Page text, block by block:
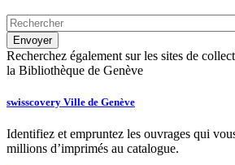
Recherchez également sur les sites de
la Bibliothèque de Genève
swisscovery Ville de Genève
Identifiez et empruntez les ouvrages qui
millions d’imprimés au catalogue.